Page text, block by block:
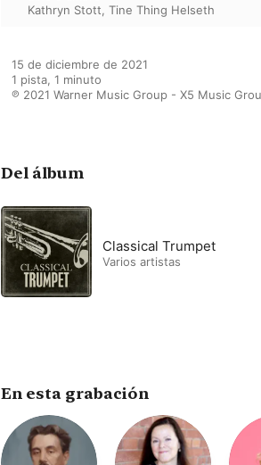
Kathryn Stott, Tine Thing Helseth
15 de diciembre de 2021
1 pista, 1 minuto
℗ 2021 Warner Music Group - X5 Music
Del álbum
Classical Trumpet
Varios artistas
En esta grabación